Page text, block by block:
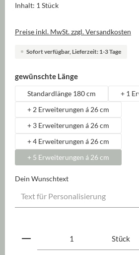
Inhalt: 1 Stück
Preise inkl. MwSt. zzgl. Versandkosten
Sofort verfügbar, Lieferzeit: 1-3 Tage
gewünschte Längeauswählen
Standardlänge 180 cm
+ 1
+ 2 Erweiterungen á 26 cm
+ 3 Erweiterungen á 26 cm
+ 4 Erweiterungen á 26 cm
+ 5 Erweiterungen á 26 cm
Dein Wunschtext
Produkt Anzahl: Gib denStück